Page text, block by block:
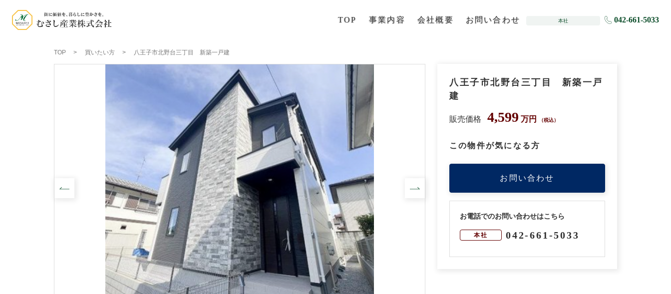
TOP 事業内容 会社概要 お問い合わせ 本社 042-661-5033
TOP 買いたい方 八王子市北野台三丁目 新築一戸建
八王子市北野台三丁目 新築一戸
建
販売価格 4,599 万円 （税込）
この物件が気になる方
お問い合わせ
お電話でのお問い合わせはこちら
本社 042-661-5033